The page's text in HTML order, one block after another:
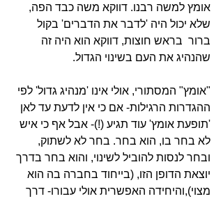
אומץ למשה רבנו. דווקא משה כבד הפה,
שלא יכול היה 'לדבר את הדברים' בקול
ברור  בראש חוצות, דווקא הוא היה זה
שהנהיג את העם בשינוי הגדול.
"אומץ" המסתורי, אולי אינו 'מנהיג גדול' לפי
ההגדרות הרגילות- אם כי אין לדעת עד לאן
'תופעת אומץ' עוד תגיע (!)- אבל אף כי איש
לא בחר בו, הוא בחר. בחר לא לשתוק,
ובחר לנסות להוביל לשינוי, והוא בחר בדרך
יוצאת הדופן הזו, (בייחוד בחברה בה הוא
מצוי),והיחידה האפשרית אולי עבורו- דרך